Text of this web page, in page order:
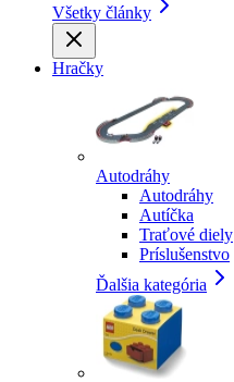
Všetky články
Hračky
Autodráhy
Autodráhy
Autíčka
Traťové diely
Príslušenstvo
Ďalšia kategória